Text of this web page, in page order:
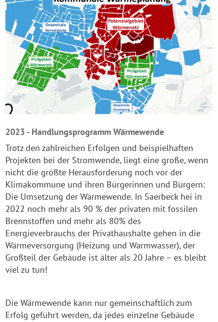
2023 - Handlungsprogramm Wärmewende
Trotz den zahlreichen Erfolgen und beispielhaften
Projekten bei der Stromwende, liegt eine große, wenn
nicht die größte Herausforderung noch vor der
Klimakommune und ihren Bürgerinnen und Bürgern:
Die Umsetzung der Wärmewende. In Saerbeck hei in
2022 noch mehr als 90 % der privaten mit fossilen
Brennstoffen und mehr als 80% des
Energieverbrauchs der Privathaushalte gehen in die
Wärmeversorgung (Heizung und Warmwasser), der
Großteil der Gebäude ist älter als 20 Jahre – es bleibt
viel zu tun!
Die Wärmewende kann nur gemeinschaftlich zum
Erfolg geführt werden, da jedes einzelne Gebäude